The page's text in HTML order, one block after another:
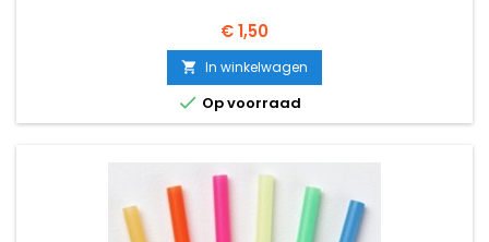
Prijs
€ 1,50
 In winkelwagen
 Op voorraad